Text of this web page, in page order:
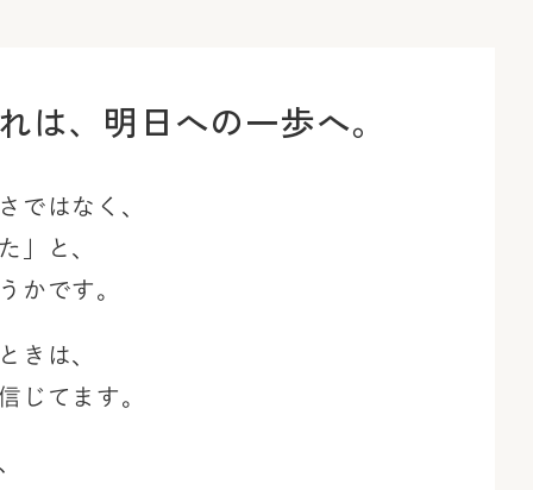
は、 明日への一歩へ。
ではなく、
」と、
かです。
きは、
じてます。